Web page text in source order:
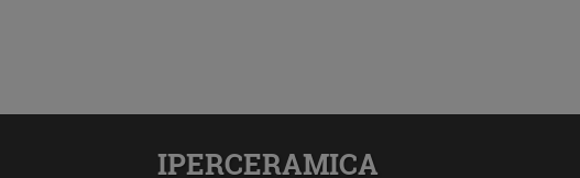
IPERCERAMICA